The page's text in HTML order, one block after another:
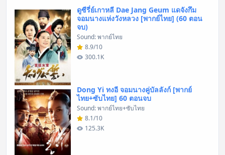
ดูซีรี่ย์เกาหลี Dae Jang Geum แดจังกึม
จอมนางแห่งวังหลวง [พากย์ไทย] (60 ตอน
จบ)
Sound: พากย์ไทย
8.9/10
300.1K
Dong Yi ทงอี จอมนางคู่บัลลังก์ [พากย์
ไทย+ซับไทย] 60 ตอนจบ
Sound: พากย์ไทย+ซับไทย
8.1/10
125.3K